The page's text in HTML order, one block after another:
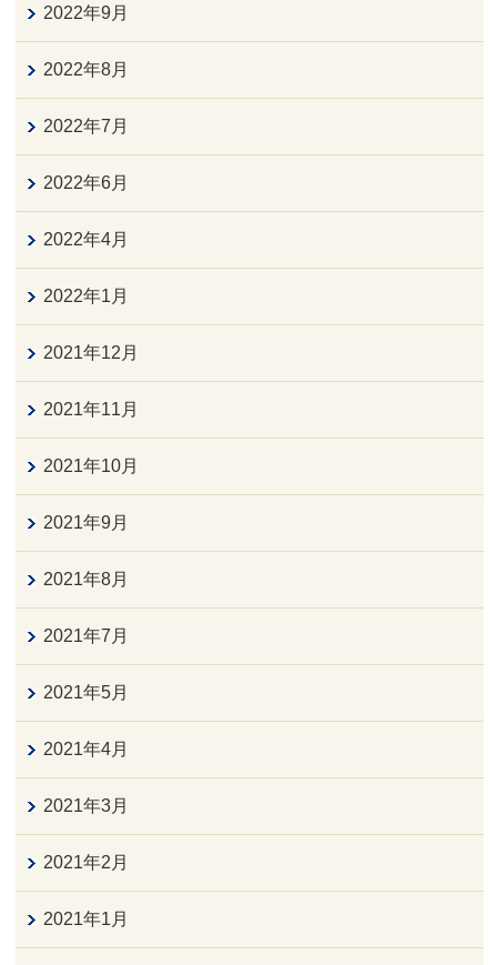
2022年9月
2022年8月
2022年7月
2022年6月
2022年4月
2022年1月
2021年12月
2021年11月
2021年10月
2021年9月
2021年8月
2021年7月
2021年5月
2021年4月
2021年3月
2021年2月
2021年1月